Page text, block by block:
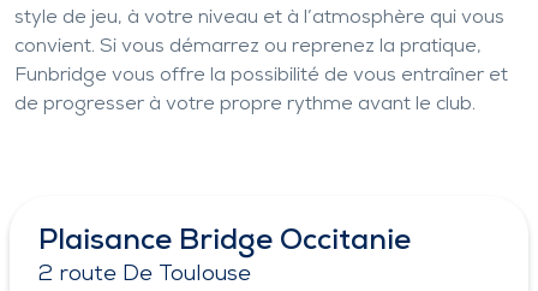
style de jeu, à votre niveau et à l’atmosphère qui vous
convient. Si vous démarrez ou reprenez la pratique,
Funbridge vous offre la possibilité de vous entraîner et
de progresser à votre propre rythme avant le club.
Plaisance Bridge Occitanie
2 route De Toulouse